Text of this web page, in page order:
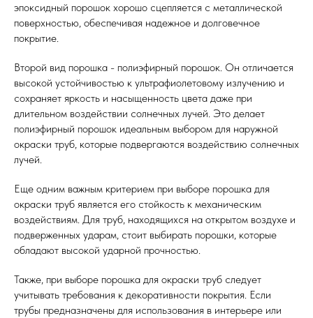
эпоксидный порошок хорошо сцепляется с металлической
поверхностью, обеспечивая надежное и долговечное
покрытие.
Второй вид порошка - полиэфирный порошок. Он отличается
высокой устойчивостью к ультрафиолетовому излучению и
сохраняет яркость и насыщенность цвета даже при
длительном воздействии солнечных лучей. Это делает
полиэфирный порошок идеальным выбором для наружной
окраски труб, которые подвергаются воздействию солнечных
лучей.
Еще одним важным критерием при выборе порошка для
окраски труб является его стойкость к механическим
воздействиям. Для труб, находящихся на открытом воздухе и
подверженных ударам, стоит выбирать порошки, которые
обладают высокой ударной прочностью.
Также, при выборе порошка для окраски труб следует
учитывать требования к декоративности покрытия. Если
трубы предназначены для использования в интерьере или